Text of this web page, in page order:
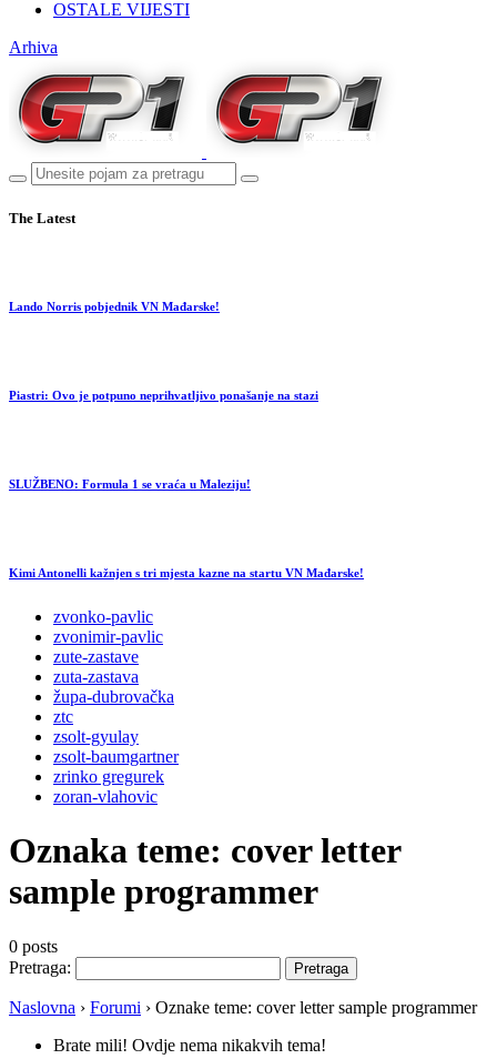
OSTALE VIJESTI
Arhiva
The Latest
Lando Norris pobjednik VN Mađarske!
Piastri: Ovo je potpuno neprihvatljivo ponašanje na stazi
SLUŽBENO: Formula 1 se vraća u Maleziju!
Kimi Antonelli kažnjen s tri mjesta kazne na startu VN Mađarske!
zvonko-pavlic
zvonimir-pavlic
zute-zastave
zuta-zastava
župa-dubrovačka
ztc
zsolt-gyulay
zsolt-baumgartner
zrinko gregurek
zoran-vlahovic
Oznaka teme: cover letter
sample programmer
0 posts
Pretraga:
Naslovna › Forumi › Oznake teme: cover letter sample programmer
Brate mili! Ovdje nema nikakvih tema!